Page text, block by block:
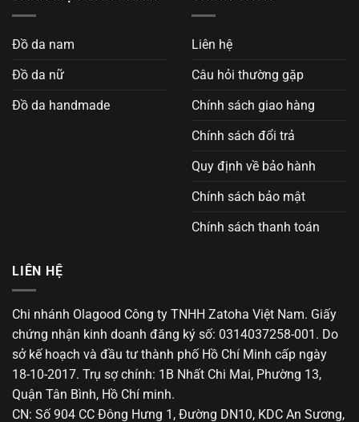
Đồ da nam
Đồ da nữ
Đồ da handmade
Liên hệ
Câu hỏi thường gặp
Chính sách giao hàng
Chính sách đổi trả
Quy định về bảo hành
Chính sách bảo mật
Chính sách thanh toán
LIÊN HỆ
Chi nhánh Olagood Công ty TNHH Zatoha Việt Nam. Giấy
chứng nhận kinh doanh đăng ký số: 0314037258-001. Do
sở kế hoạch và đầu tư thành phố Hồ Chí Minh cấp ngày
18-10-2017. Trụ sợ chính: 1B Nhất Chi Mai, Phường 13,
Quận Tân Bình, Hồ Chí minh.
CN: Số 904 CC Đông Hưng 1, Đường DN10, KDC An Sương,